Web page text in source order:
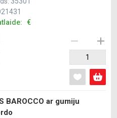
€
BAROCCO ar gumiju